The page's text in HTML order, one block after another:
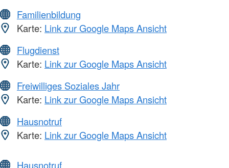
Familienbildung
Karte: Link zur Google Maps Ansicht
Flugdienst
Karte: Link zur Google Maps Ansicht
Freiwilliges Soziales Jahr
Karte: Link zur Google Maps Ansicht
Hausnotruf
Karte: Link zur Google Maps Ansicht
Hausnotruf